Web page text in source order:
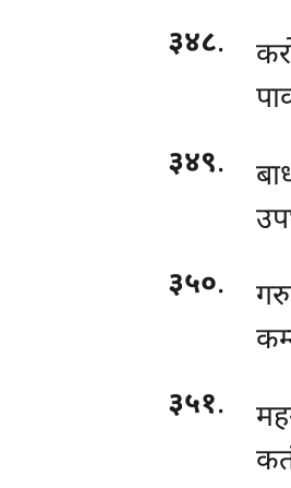
३४८.
३४९.
३५०.
३५१.